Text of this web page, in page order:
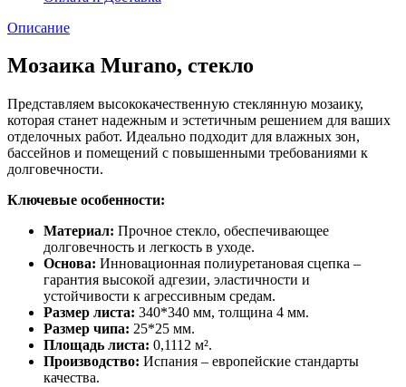
Описание
Мозаика Murano, стекло
Представляем высококачественную стеклянную мозаику,
которая станет надежным и эстетичным решением для ваших
отделочных работ. Идеально подходит для влажных зон,
бассейнов и помещений с повышенными требованиями к
долговечности.
Ключевые особенности:
Материал: Прочное стекло, обеспечивающее
долговечность и легкость в уходе.
Основа: Инновационная полиуретановая сцепка –
гарантия высокой адгезии, эластичности и
устойчивости к агрессивным средам.
Размер листа: 340*340 мм, толщина 4 мм.
Размер чипа: 25*25 мм.
Площадь листа: 0,1112 м².
Производство: Испания – европейские стандарты
качества.